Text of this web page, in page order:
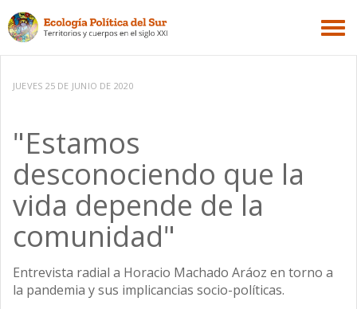
JUEVES 25 DE JUNIO DE 2020
"Estamos
desconociendo que la
vida depende de la
comunidad"
Entrevista radial a Horacio Machado Aráoz en torno a
la pandemia y sus implicancias socio-políticas.